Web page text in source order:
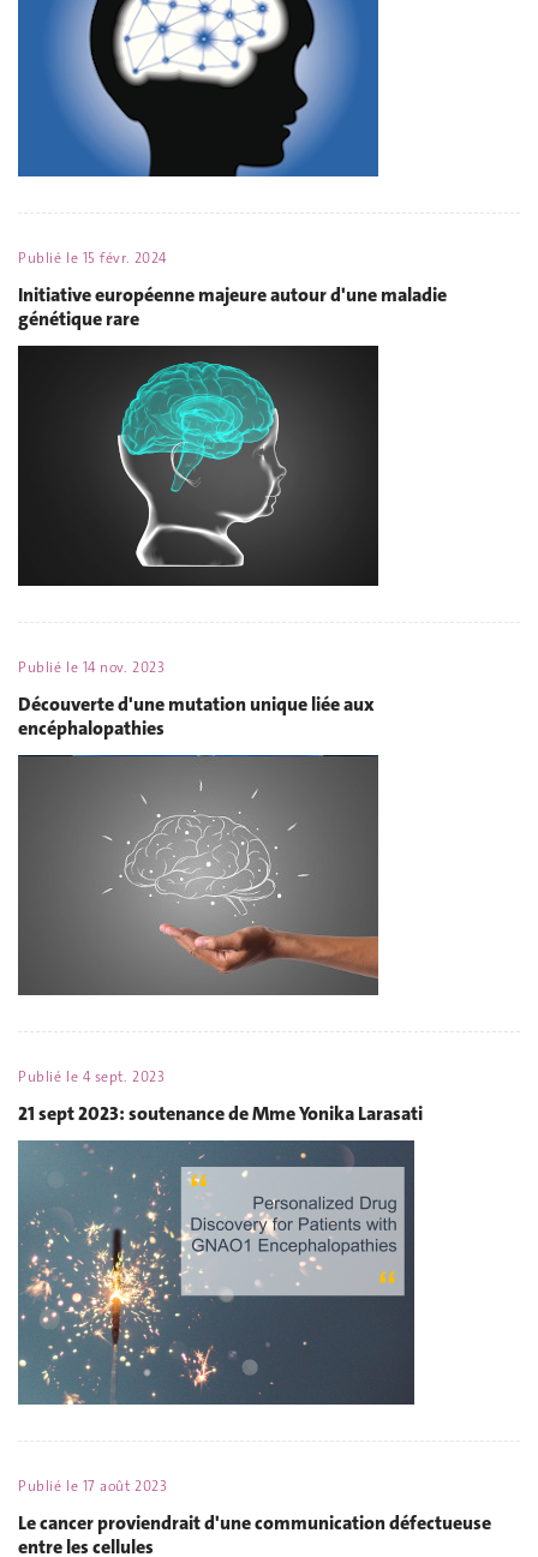
Publié le 15 févr. 2024
Initiative européenne majeure autour d'une maladie
génétique rare
Publié le 14 nov. 2023
Découverte d'une mutation unique liée aux
encéphalopathies
Publié le 4 sept. 2023
21 sept 2023: soutenance de Mme Yonika Larasati
Publié le 17 août 2023
Le cancer proviendrait d'une communication défectueuse
entre les cellules